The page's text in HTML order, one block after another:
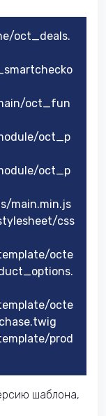
oct_deals.
oct_fun
oct_p
oct_p
main.min.js
css
octe
octe
prod
шаблона,